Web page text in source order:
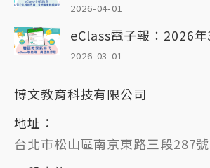
2026-04-01
eClass電子報︰2026
2026-03-01
博文教育科技有限公司
地址：
台北市松山區南京東路三段287